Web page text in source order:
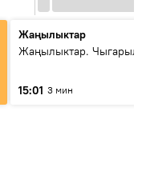
Жаңылыктар
Жаңылыктар.
15:01 3 мин